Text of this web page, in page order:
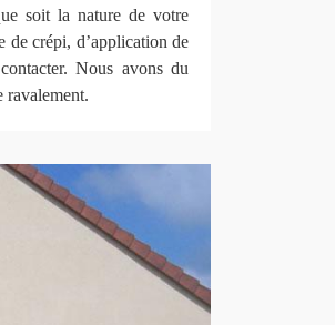
soit la nature de votre
de crépi, d’application de
Nous avons du
ravalement.